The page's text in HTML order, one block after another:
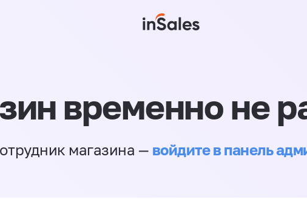
временно не
магазина — войдите в панель